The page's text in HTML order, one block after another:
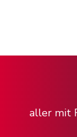
aller mit